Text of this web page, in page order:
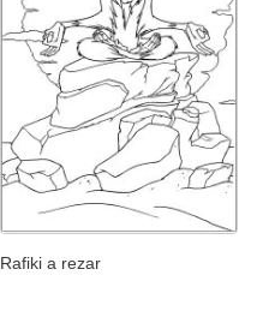
Rafiki a rezar